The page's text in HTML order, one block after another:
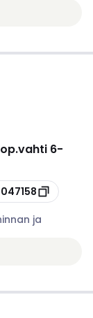
6-
ja